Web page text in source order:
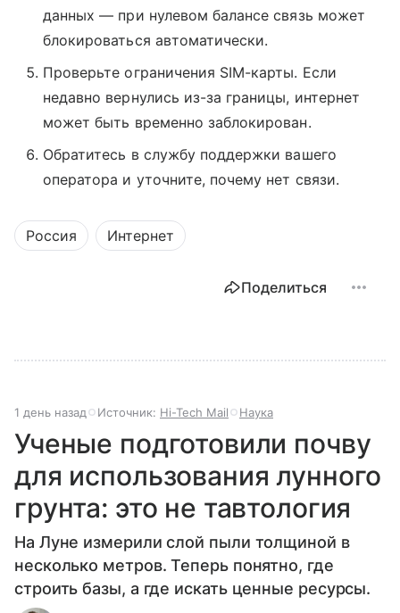
данных — при нулевом балансе связь может
блокироваться автоматически.
Проверьте ограничения SIM-карты. Если
недавно вернулись из-за границы, интернет
может быть временно заблокирован.
Обратитесь в службу поддержки вашего
оператора и уточните, почему нет связи.
Россия Интернет
Поделиться
1 день назад Источник: Hi-Tech Mail Наука
Ученые подготовили почву
для использования лунного
грунта: это не тавтология
На Луне измерили слой пыли толщиной в
несколько метров. Теперь понятно, где
строить базы, а где искать ценные ресурсы.